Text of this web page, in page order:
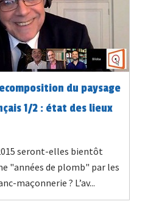
du paysage
1/2 : état des lieux
seront-elles bientôt
"années de plomb" par les
maçonnerie ? L’av...